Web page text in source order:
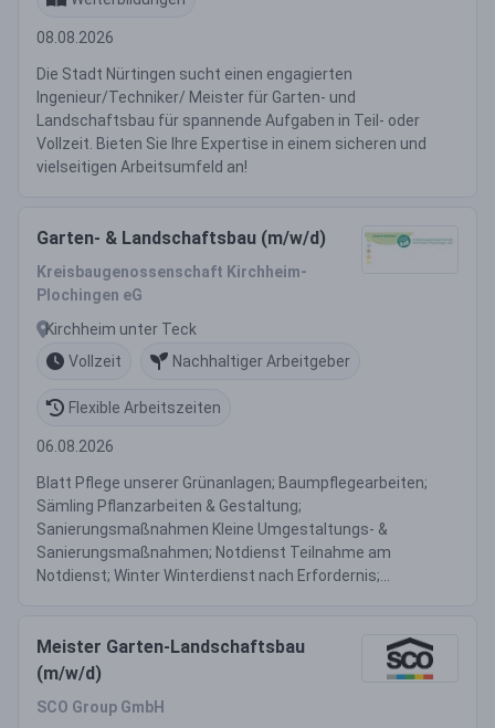
08.08.2026
Die Stadt Nürtingen sucht einen engagierten
Ingenieur/Techniker/ Meister für Garten- und
Landschaftsbau für spannende Aufgaben in Teil- oder
Vollzeit. Bieten Sie Ihre Expertise in einem sicheren und
vielseitigen Arbeitsumfeld an!
Garten- & Landschaftsbau (m/w/d)
Kreisbaugenossenschaft Kirchheim-
Plochingen eG
Kirchheim unter Teck
Vollzeit
Nachhaltiger Arbeitgeber
Flexible Arbeitszeiten
06.08.2026
Blatt Pflege unserer Grünanlagen; Baumpflegearbeiten;
Sämling Pflanzarbeiten & Gestaltung;
Sanierungsmaßnahmen Kleine Umgestaltungs- &
Sanierungsmaßnahmen; Notdienst Teilnahme am
Notdienst; Winter Winterdienst nach Erfordernis;...
Meister Garten-Landschaftsbau
(m/w/d)
SCO Group GmbH